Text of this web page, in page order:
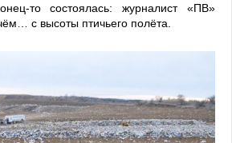
то состоялась: журналист «ПВ»
с высоты птичьего полёта.